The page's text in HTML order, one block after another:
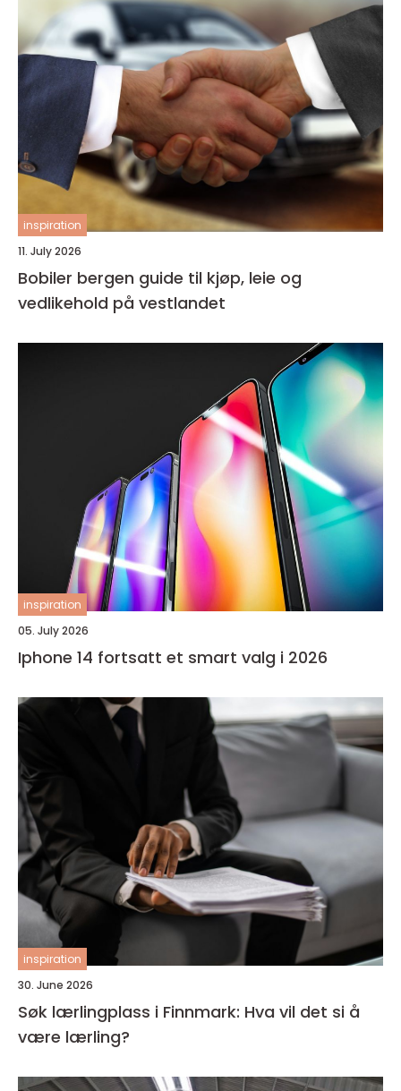
inspiration
11. July 2026
Bobiler bergen guide til kjøp, leie og
vedlikehold på vestlandet
inspiration
05. July 2026
Iphone 14 fortsatt et smart valg i 2026
inspiration
30. June 2026
Søk lærlingplass i Finnmark: Hva vil det si å
være lærling?